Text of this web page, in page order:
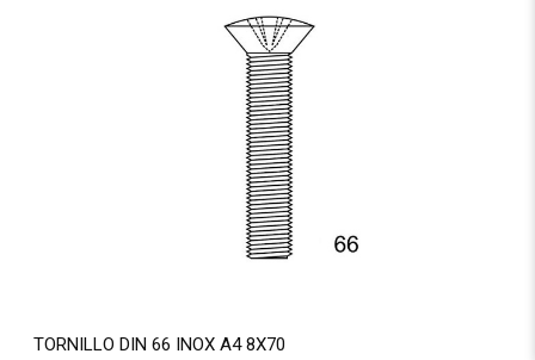
TORNILLO DIN 66 INOX A4 8X70